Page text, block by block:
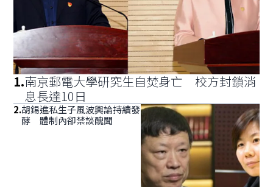
1.南京郵電大學研究生自焚身亡 校方封鎖消
息長達10日
2.胡錫進私生子風波輿論持續發
酵 體制內卻禁談醜聞